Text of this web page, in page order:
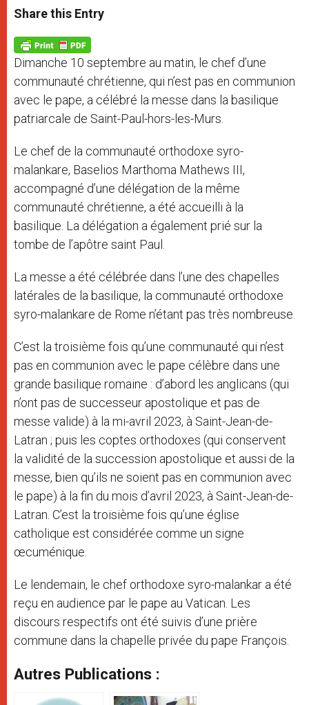
t
s
p
p
s
e
g
e
r
e
b
o
k
Share this Entry
Dimanche 10 septembre au matin, le chef d’une
communauté chrétienne, qui n’est pas en communion
avec le pape, a célébré la messe dans la basilique
patriarcale de Saint-Paul-hors-les-Murs.
Le chef de la communauté orthodoxe syro-
malankare, Baselios Marthoma Mathews III,
accompagné d’une délégation de la même
communauté chrétienne, a été accueilli à la
basilique. La délégation a également prié sur la
tombe de l’apôtre saint Paul.
La messe a été célébrée dans l’une des chapelles
latérales de la basilique, la communauté orthodoxe
syro-malankare de Rome n’étant pas très nombreuse.
C’est la troisième fois qu’une communauté qui n’est
pas en communion avec le pape célèbre dans une
grande basilique romaine : d’abord les anglicans (qui
n’ont pas de successeur apostolique et pas de
messe valide) à la mi-avril 2023, à Saint-Jean-de-
Latran ; puis les coptes orthodoxes (qui conservent
la validité de la succession apostolique et aussi de la
messe, bien qu’ils ne soient pas en communion avec
le pape) à la fin du mois d’avril 2023, à Saint-Jean-de-
Latran. C’est la troisième fois qu’une église
catholique est considérée comme un signe
œcuménique.
Le lendemain, le chef orthodoxe syro-malankar a été
reçu en audience par le pape au Vatican. Les
discours respectifs ont été suivis d’une prière
commune dans la chapelle privée du pape François.
Autres Publications :